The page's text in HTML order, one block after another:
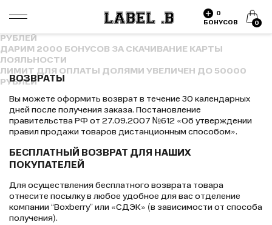
ЛОЯЛЬНОСТИ
ЛИМИТ ДЛЯ ОПЛАТЫ ДОЛЯМИ УВЕЛИЧЕН ДО 50000
РУБЛЕЙ
ДАРИМ 2000 БОНУСОВ ЗА СКАЧИВАНИЕ КАРТЫ
ЛОЯЛЬНОСТИ
ЛИМИТ ДЛЯ ОПЛАТЫ ДОЛЯМИ УВЕЛИЧЕН ДО 50000
РУБЛЕЙ
0
БОНУСОВ
0
ВОЗВРАТЫ
Вы можете оформить возврат в течение 30 календарных
дней после получения заказа. Постановление
правительства РФ от 27.09.2007 №612 «Об утверждении
правил продажи товаров дистанционным способом».
БЕСПЛАТНЫЙ ВОЗВРАТ ДЛЯ НАШИХ
ПОКУПАТЕЛЕЙ
Для осуществления бесплатного возврата товара
отнесите посылку в любое удобное для вас отделение
компании “Boxberry” или «СДЭК» (в зависимости от способа
получения).